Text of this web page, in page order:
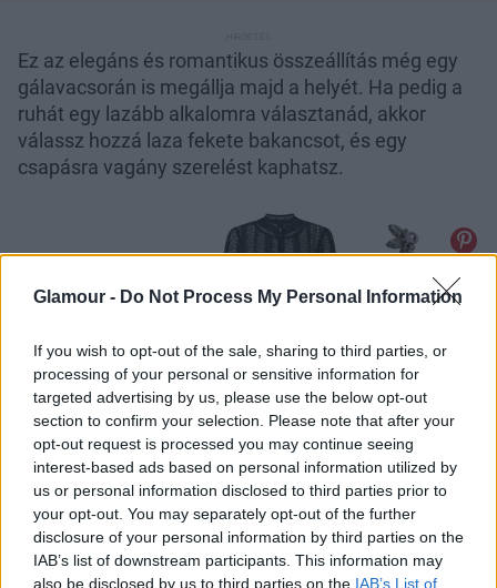
Glamour - Do Not Process My Personal Information
If you wish to opt-out of the sale, sharing to third parties, or
processing of your personal or sensitive information for
targeted advertising by us, please use the below opt-out
section to confirm your selection. Please note that after your
opt-out request is processed you may continue seeing
interest-based ads based on personal information utilized by
us or personal information disclosed to third parties prior to
your opt-out. You may separately opt-out of the further
disclosure of your personal information by third parties on the
IAB’s list of downstream participants. This information may
also be disclosed by us to third parties on the IAB’s List of
Ez az elegáns és romantikus összeállítás még egy
gálavacsorán is megállja majd a helyét. Ha pedig a
ruhát egy lazább alkalomra választanád, akkor
válassz hozzá laza fekete bakancsot, és egy
csapásra vagány szerelést kaphatsz.